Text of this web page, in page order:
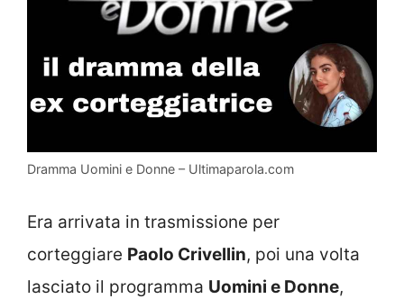
Dramma Uomini e Donne – Ultimaparola.com
Era arrivata in trasmissione per
corteggiare Paolo Crivellin, poi una volta
lasciato il programma Uomini e Donne,